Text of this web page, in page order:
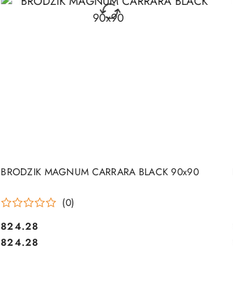
BRODZIK MAGNUM CARRARA BLACK 90x90
(0)
Cena:
824.28
Cena:
824.28
DO KOSZYKA